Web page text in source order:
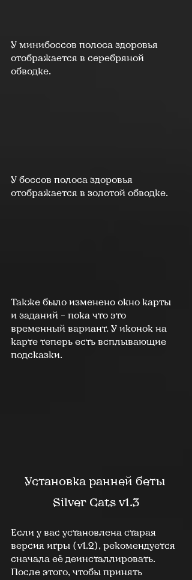
У минибоссов полоса здоровья
отображается в серебряной
обводке.
У боссов полоса здоровья
отображается в золотой обводке.
Также было изменено окно карты
и заданий – пока что это
временный вариант. У иконок на
карте теперь есть всплывающие
подсказки.
Установка ранней беты
Silver Cats v1.3
Если у вас установлена старая
версия игры (v1.2), рекомендуется
сначала её деинсталлировать.
После этого, чтобы принять